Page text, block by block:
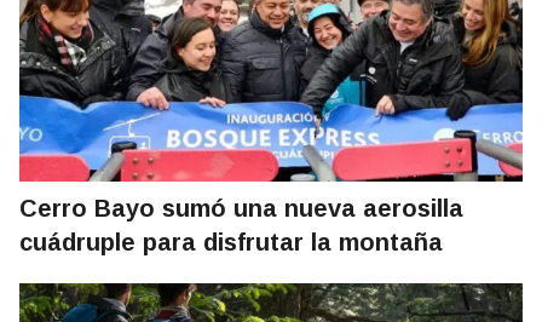
Cerro Bayo sumó una nueva aerosilla
cuádruple para disfrutar la montaña